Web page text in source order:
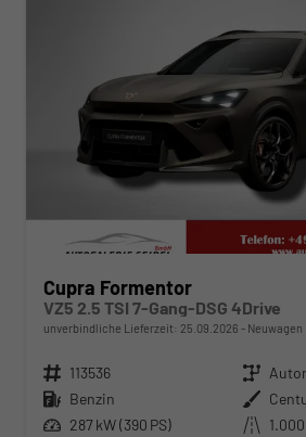
Cupra Formentor
VZ5 2.5 TSI 7-Gang-DSG 4Drive
unverbindliche Lieferzeit: 25.09.2026 Neuwagen
Fahrzeugnr. 113536 Getriebe
Kraftstoff Benzin Außenfarbe
Leistung 287 kW (390 PS) Kilometerstand